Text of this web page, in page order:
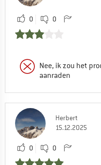
0 0
Nee, ik zou het
aanraden
Herbert
15.12.2025
0 0